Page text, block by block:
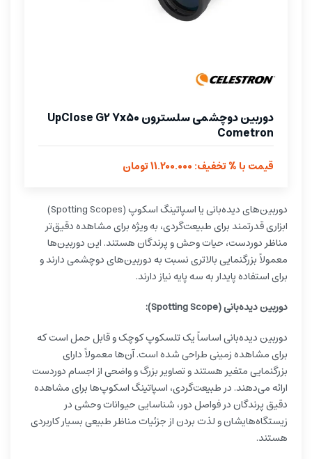
دوربین دوچشمی سلسترون UpClose G2 7x50
Cometron
قیمت با % تخفیف: 11.200.000 تومان
دوربین‌های دیده‌بانی یا اسپاتینگ اسکوپ (Spotting Scopes)
ابزاری قدرتمند برای طبیعت‌گردی، به ویژه برای مشاهده دقیق‌تر
مناظر دوردست، حیات وحش و پرندگان هستند. این دوربین‌ها
معمولاً بزرگنمایی بالاتری نسبت به دوربین‌های دوچشمی دارند و
برای استفاده پایدار به سه پایه نیاز دارند.
دوربین دیده‌بانی (Spotting Scope):
دوربین دیده‌بانی اساساً یک تلسکوپ کوچک و قابل حمل است که
برای مشاهده زمینی طراحی شده است. آن‌ها معمولاً دارای
بزرگنمایی متغیر هستند و تصاویر بزرگ و واضحی از اجسام دوردست
ارائه می‌دهند. در طبیعت‌گردی، اسپاتینگ اسکوپ‌ها برای مشاهده
دقیق پرندگان در فواصل دور، شناسایی حیوانات وحشی در
زیستگاه‌هایشان و لذت بردن از جزئیات مناظر طبیعی بسیار کاربردی
هستند.